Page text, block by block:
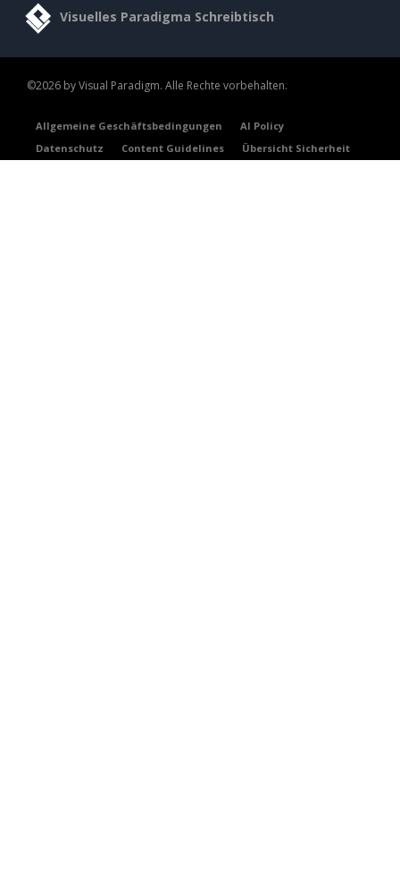
Visuelles Paradigma Schreibtisch
©2026 by Visual Paradigm. Alle Rechte vorbehalten.
Allgemeine Geschäftsbedingungen
AI Policy
Datenschutz
Content Guidelines Übersicht Sicherheit